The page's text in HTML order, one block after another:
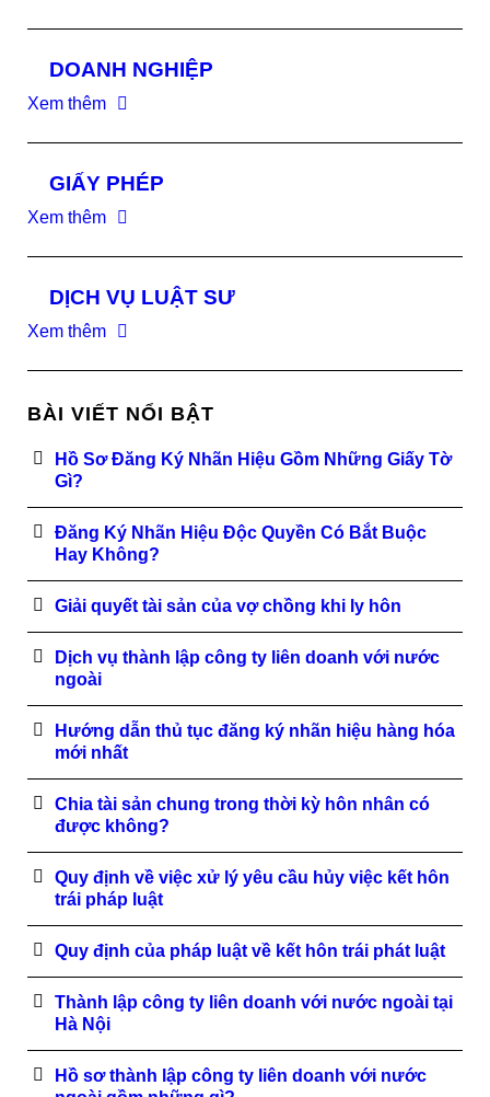
DOANH NGHIỆP
Xem thêm
GIẤY PHÉP
Xem thêm
DỊCH VỤ LUẬT SƯ
Xem thêm
BÀI VIẾT NỔI BẬT
Hồ Sơ Đăng Ký Nhãn Hiệu Gồm Những Giấy Tờ
Gì?
Đăng Ký Nhãn Hiệu Độc Quyền Có Bắt Buộc
Hay Không?
Giải quyết tài sản của vợ chồng khi ly hôn
Dịch vụ thành lập công ty liên doanh với nước
ngoài
Hướng dẫn thủ tục đăng ký nhãn hiệu hàng hóa
mới nhất
Chia tài sản chung trong thời kỳ hôn nhân có
được không?
Quy định về việc xử lý yêu cầu hủy việc kết hôn
trái pháp luật
Quy định của pháp luật về kết hôn trái phát luật
Thành lập công ty liên doanh với nước ngoài tại
Hà Nội
Hồ sơ thành lập công ty liên doanh với nước